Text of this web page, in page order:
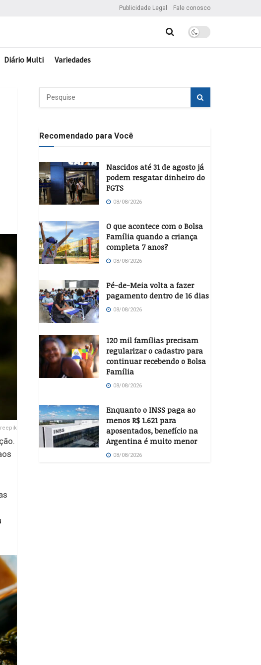
Publicidade Legal Fale conosco
Diário Multi Variedades
Recomendado para Você
Nascidos até 31 de agosto já
podem resgatar dinheiro do
FGTS
08/08/2026
O que acontece com o Bolsa
Família quando a criança
completa 7 anos?
08/08/2026
Pé-de-Meia volta a fazer
pagamento dentro de 16 dias
08/08/2026
120 mil famílias precisam
regularizar o cadastro para
continuar recebendo o Bolsa
Família
08/08/2026
Enquanto o INSS paga ao
menos R$ 1.621 para
aposentados, benefício na
Argentina é muito menor
08/08/2026